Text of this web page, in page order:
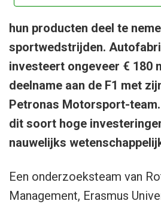
hun producten deel te
sportwedstrijden.
investeert ongeveer € 180
deelname aan de F1 met
Petronas Motorsport-
dit soort hoge
nauwelijks
Een onderzoeksteam van
Management, Erasmus